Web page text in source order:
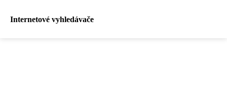
Internetové vyhledávače